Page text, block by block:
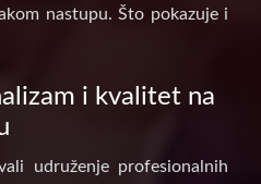
nastupu. Što pokazuje i
i kvalitet na
udruženje profesionalnih